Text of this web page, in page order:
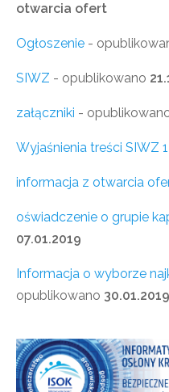
otwarcia ofert
Ogłoszenie -
SIWZ - opublikowano
załączniki -
Wyjaśnienia treści SIWZ 1
informacja z otwarcia
oświadczenie o grupie
07.01.2019
Informacja o wyborze
opublikowano 30.01.2019